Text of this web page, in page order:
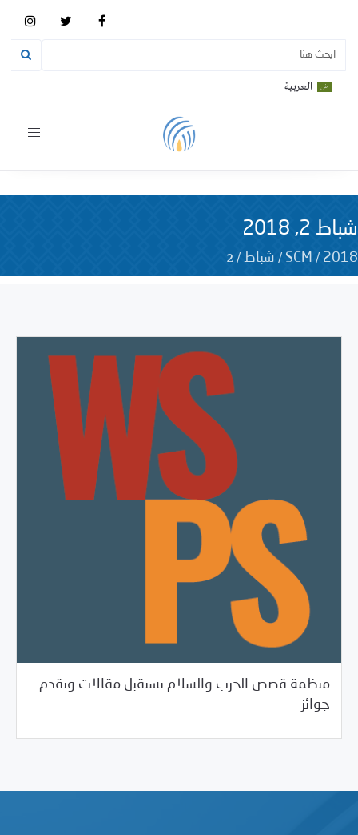
العربية
Toggle
شباط 2, 2018
SCM / 2018
/ شباط /
2
منظمة قصص الحرب والسلام تستقبل مقالات وتقدم
جوائز
02/02/2018 خبر بارز /فرص التدريب و المشاركة